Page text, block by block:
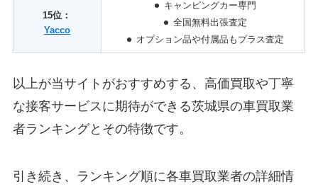
15位：
Yacco
キャンピングカー専門
全国無料出張査定
オプション品や付属品もプラス査定
以上が当サイトがおすすめする、高価買取や丁寧
な接客サービスに期待ができる茨城県の車買取業
者ランキングとその特徴です。
引き続き、ランキング順に各車買取業者の詳細情